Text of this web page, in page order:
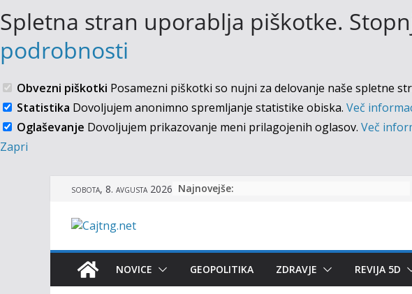
Spletna stran uporablja piškotke.
podrobnosti
Obvezni piškotki Posamezni piškotki so nujni za delovanje naše spletne
Statistika Dovoljujem anonimno spremljanje statistike obiska. Več
Oglaševanje Dovoljujem prikazovanje meni prilagojenih oglasov. Več
Zapri
sobota, 8. avgusta 2026 Najnovejše:
NOVICE GEOPOLITIKA ZDRAVJE REVIJA 5D